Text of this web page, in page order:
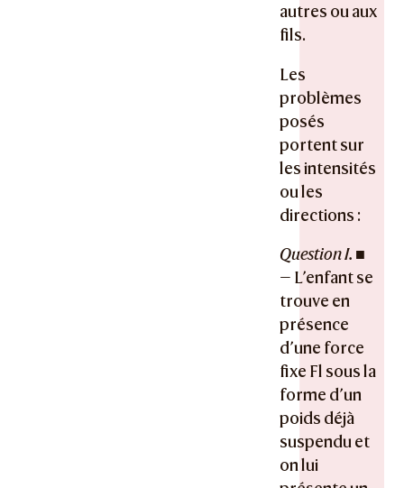
autres ou aux
fils.
Les
problèmes
posés
portent sur
les intensités
ou les
directions :
Question I. ■
— L’enfant se
trouve en
présence
d’une force
fixe Fl sous la
forme d’un
poids déjà
suspendu et
on lui